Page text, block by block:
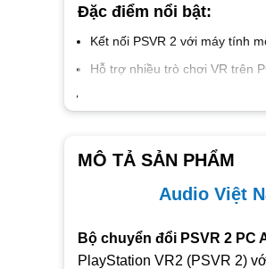
Đặc điểm nổi bật:
Kết nối PSVR 2 với máy tính
Hỗ trợ nhiều trò chơi VR trên
MÔ TẢ SẢN PHẨM
Audio Việt
Bộ chuyển đổi PSVR 2 PC
PlayStation VR2 (PSVR 2)